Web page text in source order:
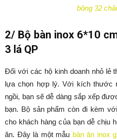
bông 32
2/ Bộ bàn inox 6*10
3 lá QP
Đối với các hộ kinh doanh nhỏ lẻ
lựa chọn hợp lý. Với kích thước
ngồi, bạn sẽ dễ dàng sắp xếp
bạn. Bộ sản phẩm còn đi kèm
cho khách hàng của bạn dễ chịu
ăn. Đây là một mẫu bàn ăn inox